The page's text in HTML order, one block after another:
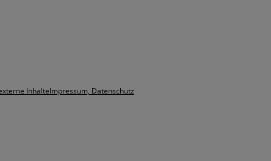
InhalteImpressum, Datenschutz